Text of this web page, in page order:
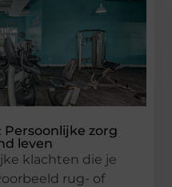
Persoonlijke zorg
leven
klachten die je
rug- of